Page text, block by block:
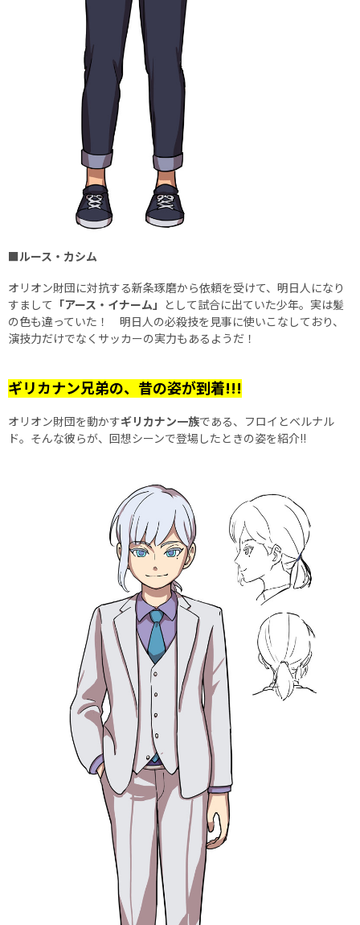
■ルース・カシム
オリオン財団に対抗する新条琢磨から依頼を受けて、明日人になり
すまして 「アース・イナーム」 として試合に出ていた少年。実は髪
の色も違っていた！ 明日人の必殺技を見事に使いこなしており、
演技力だけでなくサッカーの実力もあるようだ！
ギリカナン兄弟の、昔の姿が到着!!!
オリオン財団を動かすギリカナン一族である、フロイとベルナル
ド。そんな彼らが、回想シーンで登場したときの姿を紹介!!